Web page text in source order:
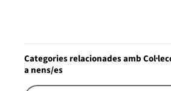
Categories relacionades amb
a nens/es